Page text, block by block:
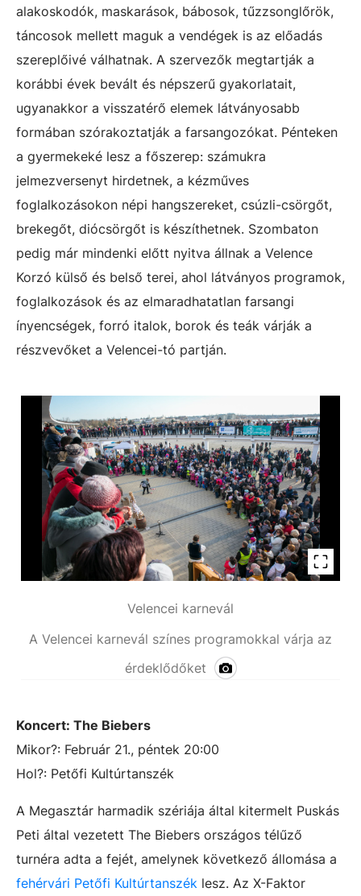
alakoskodók, maskarások, bábosok, tűzzsonglőrök,
táncosok mellett maguk a vendégek is az előadás
szereplőivé válhatnak. A szervezők megtartják a
korábbi évek bevált és népszerű gyakorlatait,
ugyanakkor a visszatérő elemek látványosabb
formában szórakoztatják a farsangozókat. Pénteken
a gyermekeké lesz a főszerep: számukra
jelmezversenyt hirdetnek, a kézműves
foglalkozásokon népi hangszereket, csúzli-csörgőt,
brekegőt, diócsörgőt is készíthetnek. Szombaton
pedig már mindenki előtt nyitva állnak a Velence
Korzó külső és belső terei, ahol látványos programok,
foglalkozások és az elmaradhatatlan farsangi
ínyencségek, forró italok, borok és teák várják a
részvevőket a Velencei-tó partján.
Velencei karnevál
A Velencei karnevál színes programokkal várja az
érdeklődőket
Koncert: The Biebers
Mikor?: Február 21., péntek 20:00
Hol?: Petőfi Kultúrtanszék
A Megasztár harmadik szériája által kitermelt Puskás
Peti által vezetett The Biebers országos télűző
turnéra adta a fejét, amelynek következő állomása a
fehérvári Petőfi Kultúrtanszék lesz. Az X-Faktor